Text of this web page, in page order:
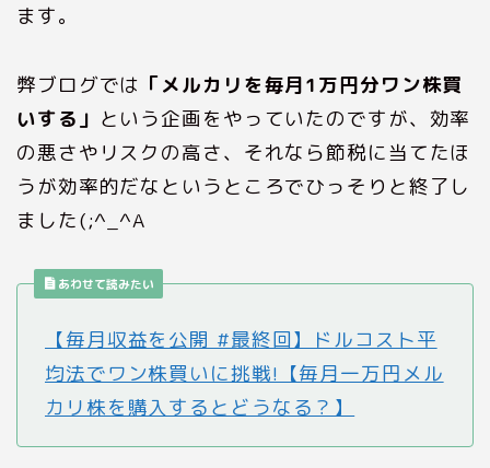
ます。
弊ブログでは 「メルカリを毎月1万円分ワン株買
いする」 という企画をやっていたのですが、効率
の悪さやリスクの高さ、それなら節税に当てたほ
うが効率的だなというところでひっそりと終了し
ました(;^_^A
あわせて読みたい
【毎月収益を公開 #最終回】ドルコスト平
均法でワン株買いに挑戦!【毎月一万円メル
カリ株を購入するとどうなる？】